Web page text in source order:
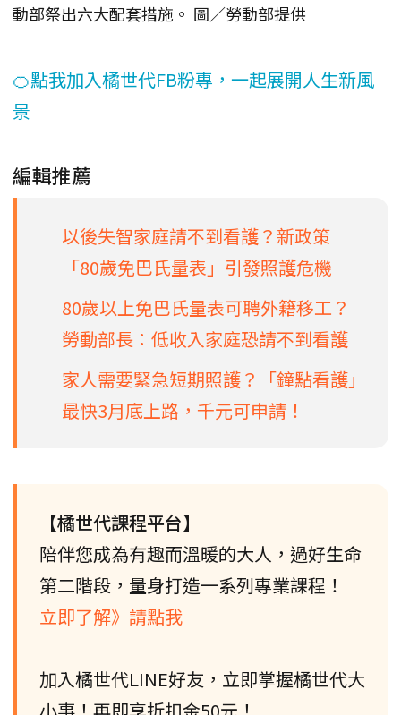
動部祭出六大配套措施。 圖／勞動部提供
🍊點我加入橘世代FB粉專，一起展開人生新風
景
編輯推薦
以後失智家庭請不到看護？新政策
「80歲免巴氏量表」引發照護危機
80歲以上免巴氏量表可聘外籍移工？
勞動部長：低收入家庭恐請不到看護
家人需要緊急短期照護？「鐘點看護」
最快3月底上路，千元可申請！
【橘世代課程平台】
陪伴您成為有趣而溫暖的大人，過好生命
第二階段，量身打造一系列專業課程！
立即了解》請點我
加入橘世代LINE好友，立即掌握橘世代大
小事！再即享折扣金50元！